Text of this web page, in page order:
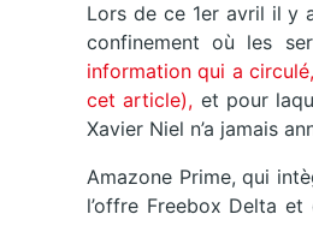
Lors de ce 1er avril il y
confinement où les
information qui a
cet article), et pour
Xavier Niel n’a jamais
Amazone Prime, qui
l’offre Freebox Delta